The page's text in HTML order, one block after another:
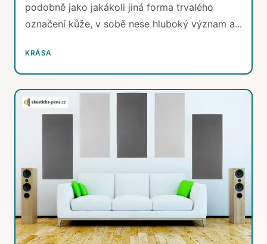
podobně jako jakákoli jiná forma trvalého
označení kůže, v sobě nese hluboký význam a...
KRÁSA